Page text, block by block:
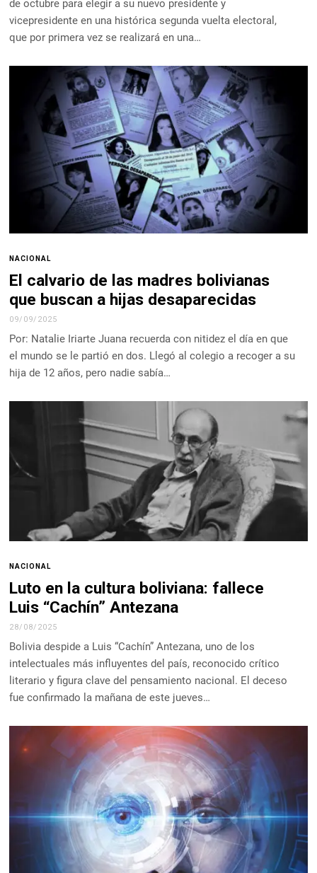
de octubre para elegir a su nuevo presidente y
vicepresidente en una histórica segunda vuelta electoral,
que por primera vez se realizará en una…
NACIONAL
El calvario de las madres bolivianas
que buscan a hijas desaparecidas
09/09/2025
Por: Natalie Iriarte Juana recuerda con nitidez el día en que
el mundo se le partió en dos. Llegó al colegio a recoger a su
hija de 12 años, pero nadie sabía…
NACIONAL
Luto en la cultura boliviana: fallece
Luis “Cachín” Antezana
28/08/2025
Bolivia despide a Luis “Cachín” Antezana, uno de los
intelectuales más influyentes del país, reconocido crítico
literario y figura clave del pensamiento nacional. El deceso
fue confirmado la mañana de este jueves…